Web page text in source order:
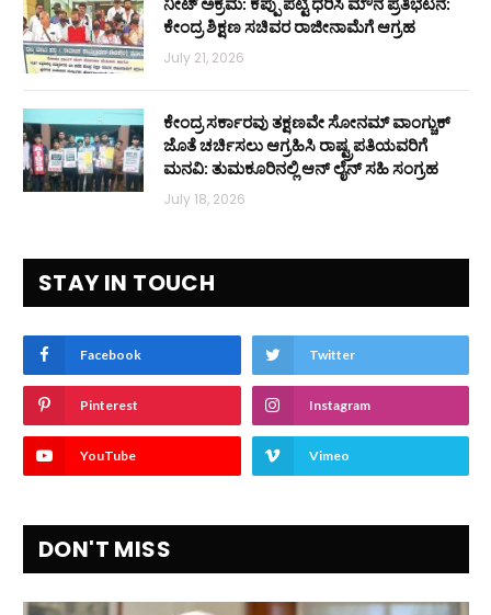
ಕೇಂದ್ರ ಶಿಕ್ಷಣ ಸಚಿವರ ರಾಜೀನಾಮೆಗೆ ಆಗ್ರಹ
July 21, 2026
ಕೇಂದ್ರ ಸರ್ಕಾರವು ತಕ್ಷಣವೇ ಸೋನಮ್ ವಾಂಗ್ಚುಕ್
ಜೊತೆ ಚರ್ಚಿಸಲು ಆಗ್ರಹಿಸಿ ರಾಷ್ಟ್ರಪತಿಯವರಿಗೆ
ಮನವಿ: ತುಮಕೂರಿನಲ್ಲಿ ಆನ್‌ ಲೈನ್ ಸಹಿ ಸಂಗ್ರಹ
July 18, 2026
STAY IN TOUCH
Facebook Twitter
Pinterest Instagram
YouTube Vimeo
DON'T MISS